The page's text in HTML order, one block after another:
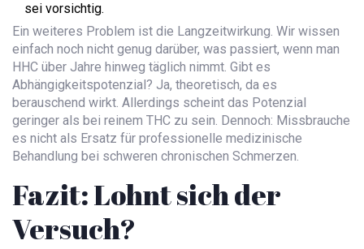
sei vorsichtig.
Ein weiteres Problem ist die Langzeitwirkung. Wir wissen
einfach noch nicht genug darüber, was passiert, wenn man
HHC über Jahre hinweg täglich nimmt. Gibt es
Abhängigkeitspotenzial? Ja, theoretisch, da es
berauschend wirkt. Allerdings scheint das Potenzial
geringer als bei reinem THC zu sein. Dennoch: Missbrauche
es nicht als Ersatz für professionelle medizinische
Behandlung bei schweren chronischen Schmerzen.
Fazit: Lohnt sich der
Versuch?